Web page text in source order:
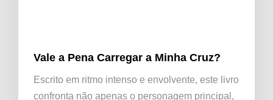
Vale a Pena Carregar a Minha Cruz?
Escrito em ritmo intenso e envolvente, este livro
confronta não apenas o personagem principal,